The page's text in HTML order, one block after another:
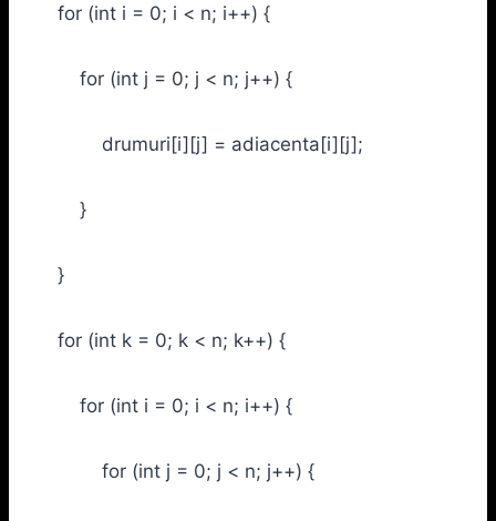
for (int i = 0; i < n; i++) {
for (int j = 0; j < n; j++) {
drumuri[i][j] = adiacenta[i][j];
}
}
for (int k = 0; k < n; k++) {
for (int i = 0; i < n; i++) {
for (int j = 0; j < n; j++) {